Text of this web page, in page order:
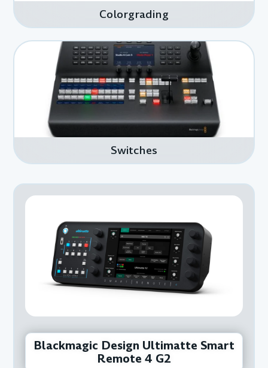
Colorgrading
Switches
Blackmagic Design Ultimatte Smart
Remote 4 G2